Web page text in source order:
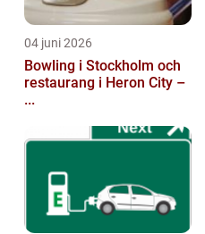
04 juni 2026
Bowling i Stockholm och
restaurang i Heron City –
...